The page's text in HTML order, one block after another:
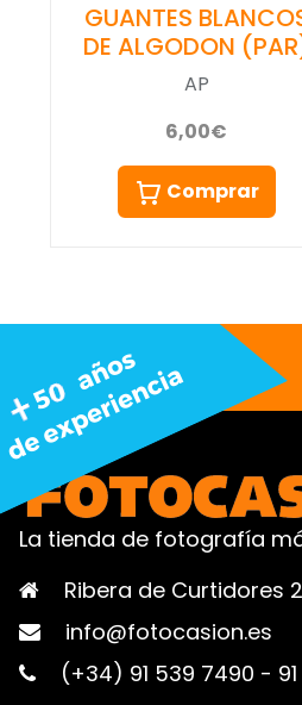
GUANTES
DE ALGODON
AP
6,00€
Comprar
La tienda de fotografía
Ribera de Curtidores
info@fotocasion.es
(+34) 91 539 7490 -